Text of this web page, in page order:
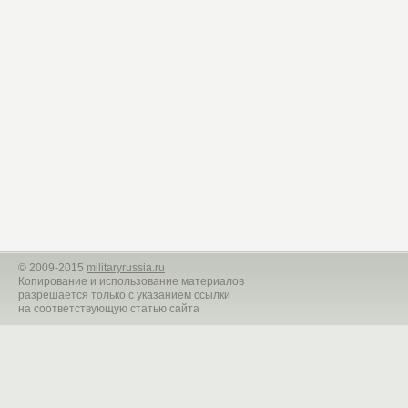
© 2009-2015 militaryrussia.ru
Копирование и использование материалов
разрешается только с указанием ссылки
на соответствующую статью сайта